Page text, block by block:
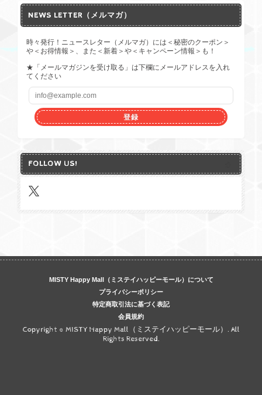
NEWS LETTER（メルマガ）
時々発行！ニュースレター（メルマガ）には＜秘密のクーポン＞
や＜お得情報＞、また＜新着＞や＜キャンペーン情報＞も！
★「メールマガジンを受け取る」は下欄にメールアドレスを入れ
てください
登録
FOLLOW US!
MISTY Happy Mall（ミステイハッピーモール）について
プライバシーポリシー
特定商取引法に基づく表記
会員規約
Copyright © MISTY Happy Mall（ミステイハッピーモール）. All
Rights Reserved.